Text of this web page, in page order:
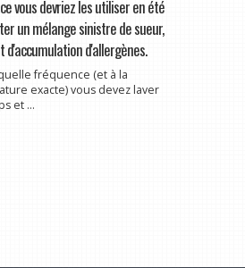
vous devriez les utiliser en été
un mélange sinistre de sueur,
d'accumulation d'allergènes.
fréquence (et à la
exacte) vous devez laver
et ...